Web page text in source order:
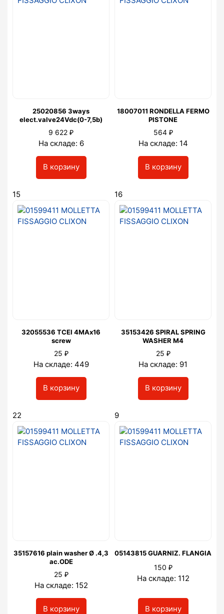
25020856 3ways
elect.valve24Vdc(0-7,5b)
9 622 ₽
На складе: 6
В корзину
18007011 RONDELLA FERMO
PISTONE
564 ₽
На складе: 14
В корзину
15
32055536 TCEI 4MAx16
screw
25 ₽
На складе: 449
В корзину
16
35153426 SPIRAL SPRING
WASHER M4
25 ₽
На складе: 91
В корзину
22
35157616 plain washer Ø .4,3
ac.ODE
25 ₽
На складе: 152
В корзину
9
05143815 GUARNIZ. FLANGIA
150 ₽
На складе: 112
В корзину